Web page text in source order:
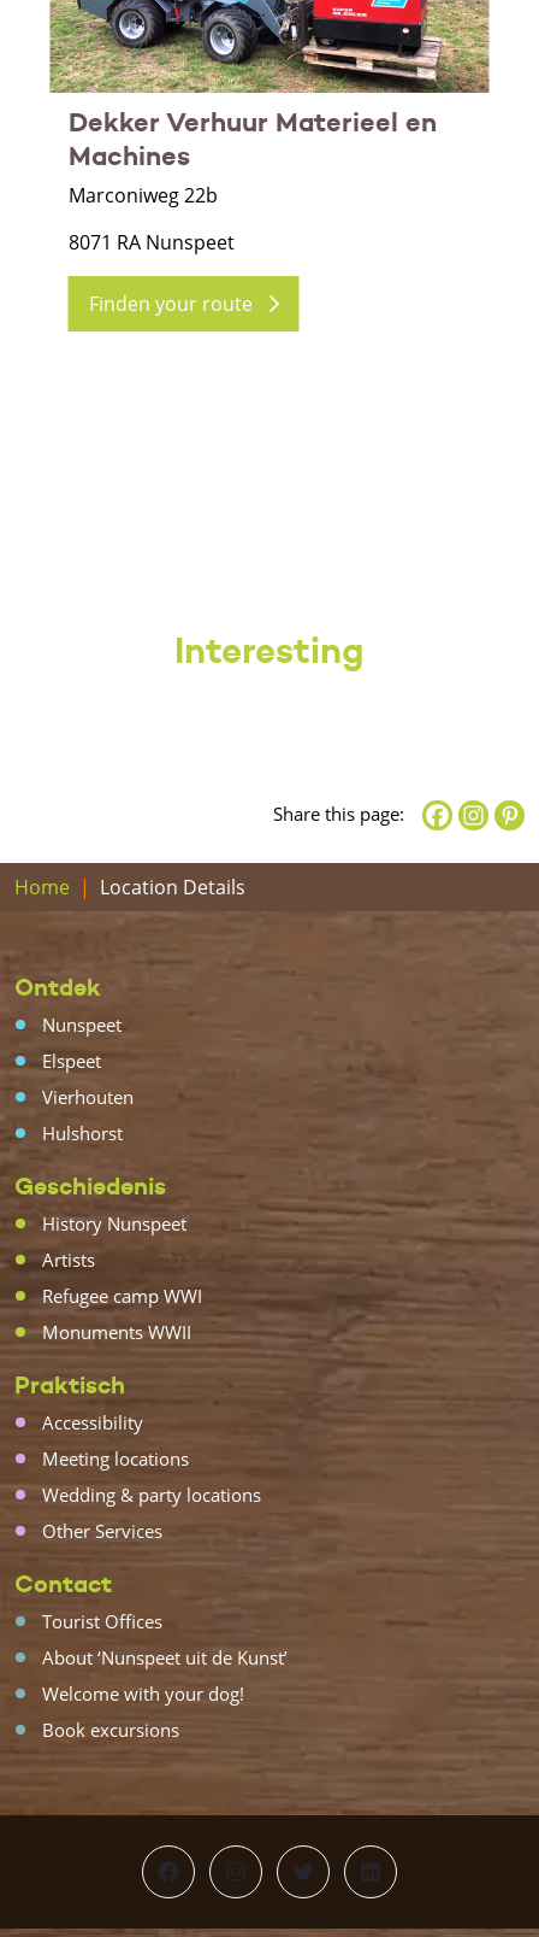
Dekker Verhuur Materieel en
Machines
Marconiweg 22b
8071 RA Nunspeet
Finden your route
Interesting
Share this page:
Home Location Details
Ontdek
Nunspeet
Elspeet
Vierhouten
Hulshorst
Geschiedenis
History Nunspeet
Artists
Refugee camp WWI
Monuments WWII
Praktisch
Accessibility
Meeting locations
Wedding & party locations
Other Services
Contact
Tourist Offices
About ‘Nunspeet uit de Kunst’
Welcome with your dog!
Book excursions
FacebookInstagram
TwitterLinkedIn